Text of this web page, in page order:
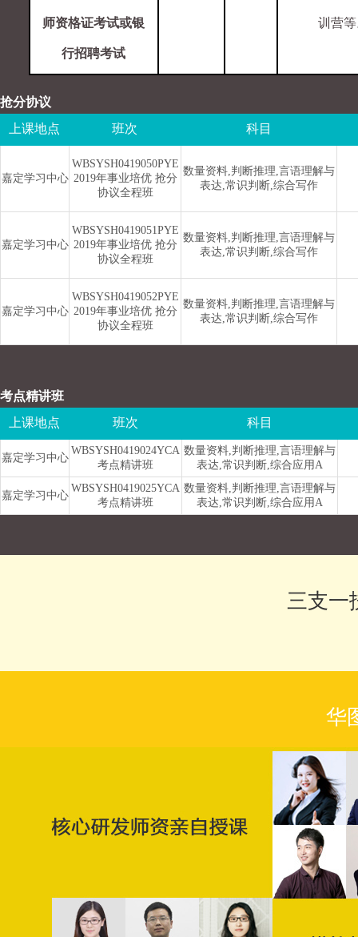
师资格证考试或银
行招聘考试
训营
抢分协议
上课地点
班次 科目
嘉定学习中心
WBSYSH0419050PYE
2019年事业培优 抢分
协议全程班
数量资料,判断推理,言语理解与
表达,常识判断,综合写作
嘉定学习中心
WBSYSH0419051PYE
2019年事业培优 抢分
协议全程班
数量资料,判断推理,言语理解与
表达,常识判断,综合写作
嘉定学习中心
WBSYSH0419052PYE
2019年事业培优 抢分
协议全程班
数量资料,判断推理,言语理解与
表达,常识判断,综合写作
考点精讲班
上课地点
班次 科目
嘉定学习中心
WBSYSH0419024YCA
考点精讲班
数量资料,判断推理,言语理解与
表达,常识判断,综合应用A
嘉定学习中心
WBSYSH0419025YCA
考点精讲班
数量资料,判断推理,言语理解与
表达,常识判断,综合应用A
三支一
华